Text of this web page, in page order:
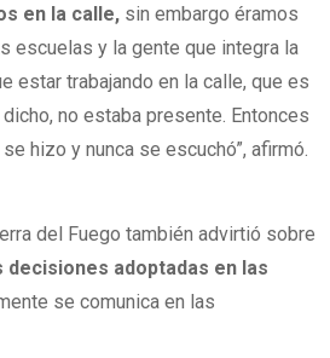
en la calle, sin embargo éramos
escuelas y la gente que integra la
estar trabajando en la calle, que es
no estaba presente. Entonces
hizo y nunca se escuchó”, afirmó.
del Fuego también advirtió sobre
adoptadas en las
se comunica en las